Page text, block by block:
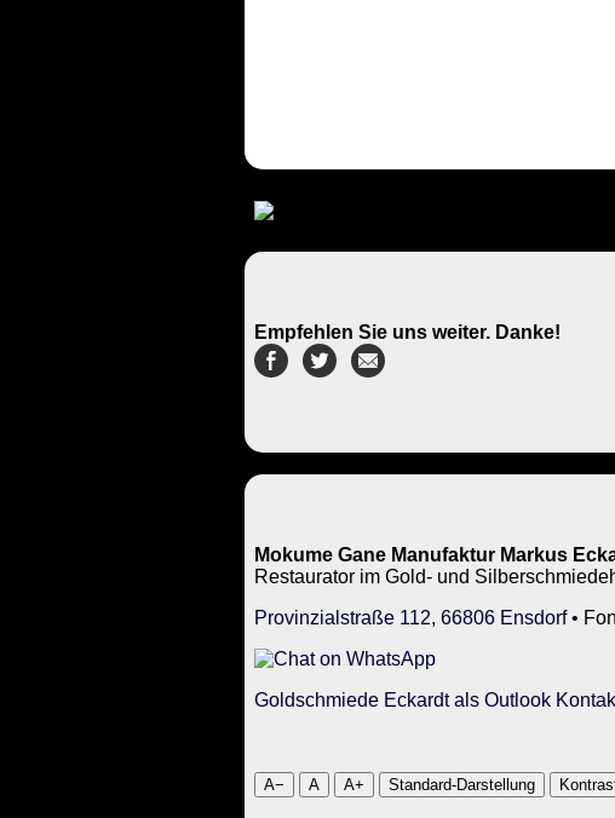
Empfehlen Sie uns weiter. Danke!
Mokume Gane Manufaktur Markus
Restaurator im Gold- und
Provinzialstraße 112, 66806 Ensdorf•
Goldschmiede Eckardt als Outlook
A− A A+ Standard-Darstellung